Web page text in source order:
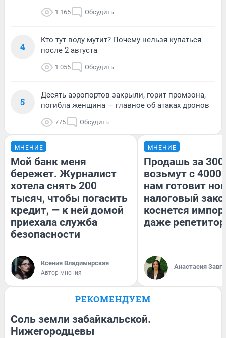
1 165 Обсудить
4
Кто тут воду мутит? Почему нельзя купаться
после 2 августа
1 055 Обсудить
5
Десять аэропортов закрыли, горит промзона,
погибла женщина — главное об атаках дронов
775 Обсудить
МНЕНИЕ
Мой банк меня
бережет. Журналист
хотела снять 200
тысяч, чтобы погасить
кредит, — к ней домой
приехала служба
безопасности
Ксения Владимирская
Автор мнения
МНЕНИЕ
Продашь за
возьмут с
нам готовит
налоговый
коснется
даже
Анастасия
РЕКОМЕНДУЕМ
Соль земли забайкальской.
Нижегородцевы